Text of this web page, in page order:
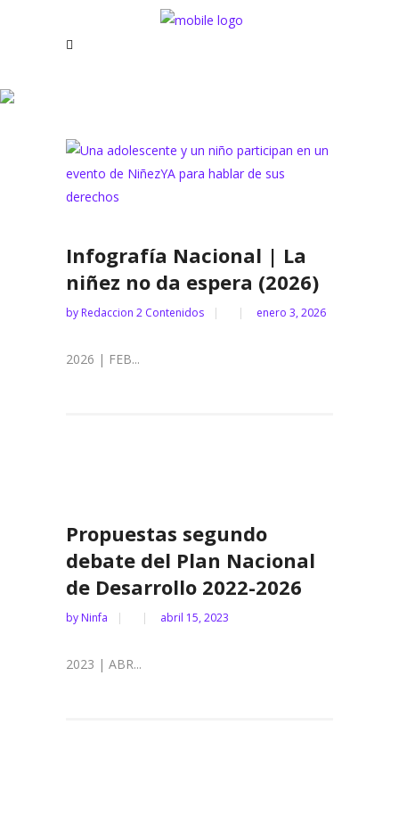
Infografía Nacional | La
niñez no da espera (2026)
by Redaccion 2 Contenidos enero 3, 2026
2026 | FEB...
Propuestas segundo
debate del Plan Nacional
de Desarrollo 2022-2026
by Ninfa abril 15, 2023
2023 | ABR...